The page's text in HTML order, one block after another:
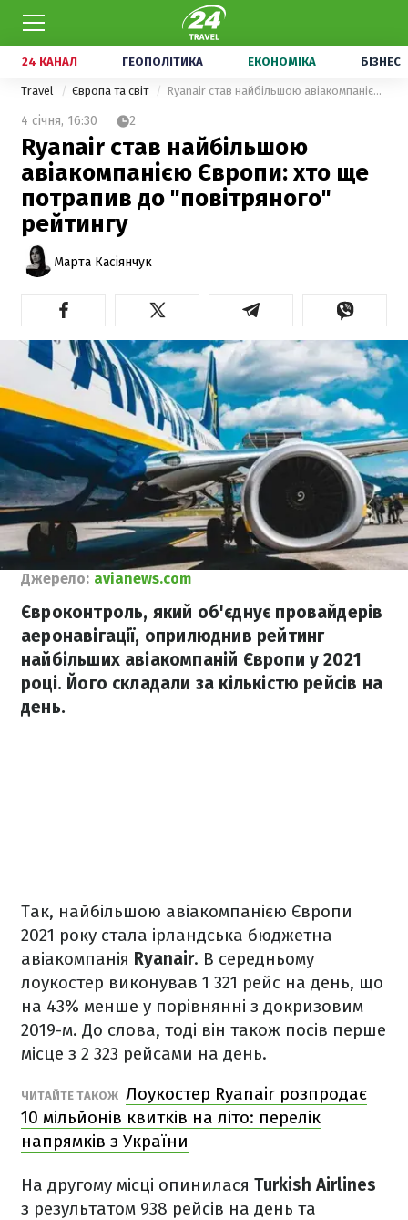
24 КАНАЛ ГЕОПОЛІТИКА ЕКОНОМІКА БІЗНЕС
Travel Європа та світ Ryanair став найбільшою авіакомпанією Європи: хто ще потрапив до "повітряного" рейтингу
4 січня, 16:30 2
Ryanair став найбільшою
авіакомпанією Європи: хто ще
потрапив до "повітряного"
рейтингу
Марта Касіянчук
Джерело: avianews.com
Євроконтроль, який об'єднує провайдерів
аеронавігації, оприлюднив рейтинг
найбільших авіакомпаній Європи у 2021
році. Його складали за кількістю рейсів на
день.
Так, найбільшою авіакомпанією Європи
2021 року стала ірландська бюджетна
авіакомпанія Ryanair. В середньому
лоукостер виконував 1 321 рейс на день, що
на 43% менше у порівнянні з докризовим
2019-м. До слова, тоді він також посів перше
місце з 2 323 рейсами на день.
ЧИТАЙТЕ ТАКОЖ Лоукостер Ryanair розпродає
10 мільйонів квитків на літо: перелік
напрямків з України
На другому місці опинилася Turkish Airlines
з результатом 938 рейсів на день та